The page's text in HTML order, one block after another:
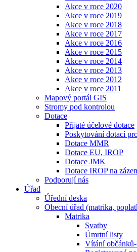
Akce v roce 2020
Akce v roce 2019
Akce v roce 2018
Akce v roce 2017
Akce v roce 2016
Akce v roce 2015
Akce v roce 2014
Akce v roce 2013
Akce v roce 2012
Akce v roce 2011
Mapový portál GIS
Stromy pod kontrolou
Dotace
Přijaté účelové dotace
Poskytování dotací
Dotace MMR
Dotace EU, IROP
Dotace JMK
Dotace IROP na
Podporují nás
Úřad
Úřední deska
Obecní úřad (matrika,
Matrika
Svatby
Úmrtní listy
Vítání